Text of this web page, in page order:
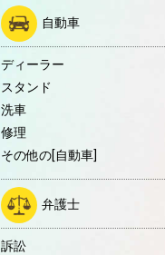
自動車
ディーラー
スタンド
洗車
修理
その他の[自動車]
弁護士
訴訟